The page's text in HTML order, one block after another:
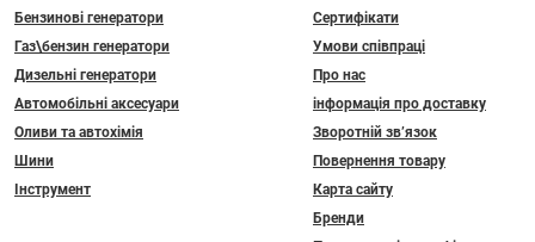
Бензинові генератори
Газ\бензин генератори
Дизельні генератори
Автомобільні аксесуари
Оливи та автохімія
Шини
Інструмент
Сертифікати
Умови співпраці
Про нас
інформація про доставку
Зворотній зв’язок
Повернення товару
Карта сайту
Бренди